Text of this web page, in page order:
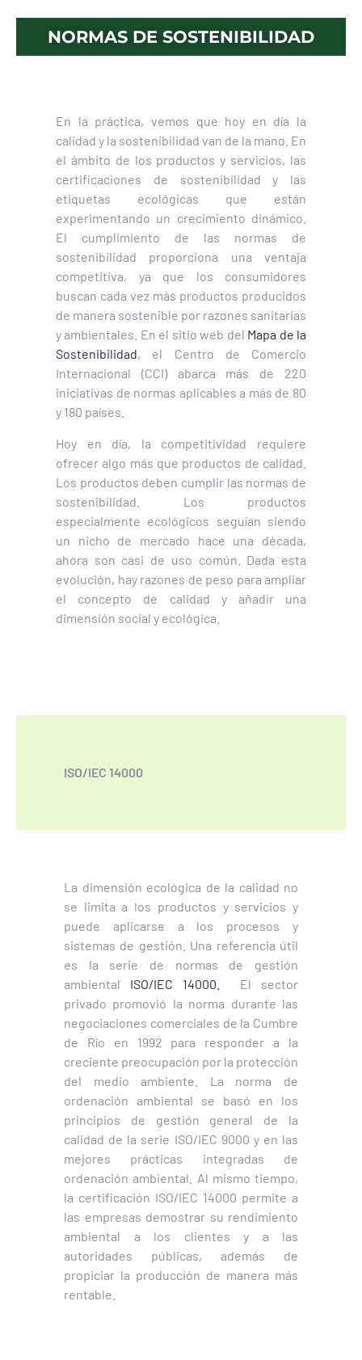
NORMAS DE SOSTENIBILIDAD
En la práctica, vemos que hoy en día la
calidad y la sostenibilidad van de la mano. En
el ámbito de los productos y servicios, las
certificaciones de sostenibilidad y las
etiquetas ecológicas que están
experimentando un crecimiento dinámico.
El cumplimiento de las normas de
sostenibilidad proporciona una ventaja
competitiva, ya que los consumidores
buscan cada vez más productos producidos
de manera sostenible por razones sanitarias
y ambientales. En el sitio web del Mapa de la
Sostenibilidad, el Centro de Comercio
Internacional (CCI) abarca más de 220
iniciativas de normas aplicables a más de 80
y 180 países.
Hoy en día, la competitividad requiere
ofrecer algo más que productos de calidad.
Los productos deben cumplir las normas de
sostenibilidad. Los productos
especialmente ecológicos seguían siendo
un nicho de mercado hace una década,
ahora son casi de uso común. Dada esta
evolución, hay razones de peso para ampliar
el concepto de calidad y añadir una
dimensión social y ecológica.
ISO/IEC 14000
La dimensión ecológica de la calidad no
se limita a los productos y servicios y
puede aplicarse a los procesos y
sistemas de gestión. Una referencia útil
es la serie de normas de gestión
ambiental ISO/IEC 14000.
El sector
privado promovió la norma durante las
negociaciones comerciales de la Cumbre
de Río en 1992 para responder a la
creciente preocupación por la protección
del medio ambiente. La norma de
ordenación ambiental se basó en los
principios de gestión general de la
calidad de la serie ISO/IEC 9000 y en las
mejores prácticas integradas de
ordenación ambiental. Al mismo tiempo,
la certificación ISO/IEC 14000 permite a
las empresas demostrar su rendimiento
ambiental a los clientes y a las
autoridades públicas, además de
propiciar la producción de manera más
rentable.